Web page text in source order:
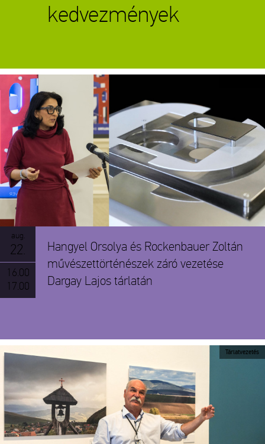
kedvezmények
aug.
22.
16.00
17.00
Hangyel Orsolya és Rockenbauer Zoltán
művészettörténészek záró vezetése
Dargay Lajos tárlatán
Tárlatvezetés